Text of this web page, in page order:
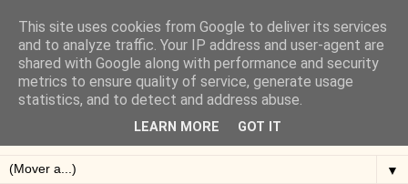
Blog de Alejandro San
Vicente
Blog sobre ciclismo: perfiles y altimetrías.
▼
This site uses cookies from Google to deliver its services
and to analyze traffic. Your IP address and user-agent are
shared with Google along with performance and security
metrics to ensure quality of service, generate usage
statistics, and to detect and address abuse.
LEARN MORE GOT IT